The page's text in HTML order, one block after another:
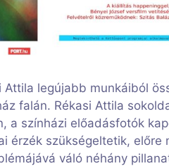
legújabb munkáiból
falán. Rékasi Attila
a színházi előadásfotók
érzék szükségeltetik, előre
váló néhány